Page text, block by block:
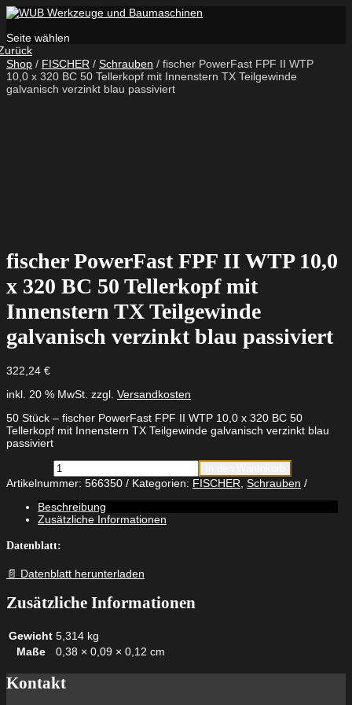
Seite wählen
Shop / FISCHER / Schrauben / fischer PowerFast FPF II WTP
10,0 x 320 BC 50 Tellerkopf mit Innenstern TX Teilgewinde
galvanisch verzinkt blau passiviert
fischer PowerFast FPF II WTP 10,0
x 320 BC 50 Tellerkopf mit
Innenstern TX Teilgewinde
galvanisch verzinkt blau passiviert
322,24 €
inkl. 20 % MwSt. zzgl. Versandkosten
50 Stück – fischer PowerFast FPF II WTP 10,0 x 320 BC 50
Tellerkopf mit Innenstern TX Teilgewinde galvanisch verzinkt blau
passiviert
fischer
PowerFast
FPF
II
WTP
10,0
x
320
50
mit
TX
Teilgewinde
galvanisch
blau
passiviert
Artikelnummer: 566350 Kategorien: FISCHER Schrauben
Beschreibung
Zusätzliche Informationen
Datenblatt:
📄 Datenblatt herunterladen
Zusätzliche Informationen
Gewicht 5,314 kg
Maße
0,38 × 0,09 × 0,12 cm
Kontakt